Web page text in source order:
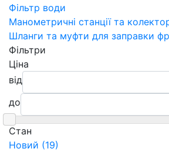
Фільтр води
Манометричні станції та
Шланги та муфти для заправки
Фільтри
Ціна
від
до
Cтан
Новий (19)